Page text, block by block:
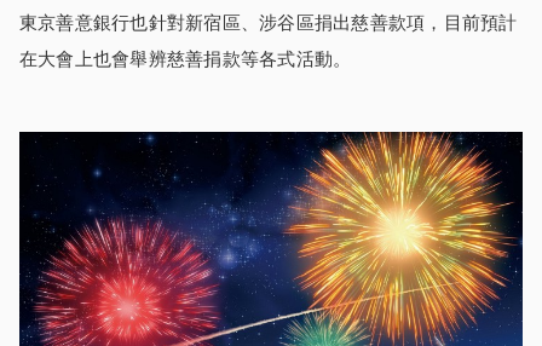
東京善意銀行也針對新宿區、涉谷區捐出慈善款項，目前預計
在大會上也會舉辨慈善捐款等各式活動。